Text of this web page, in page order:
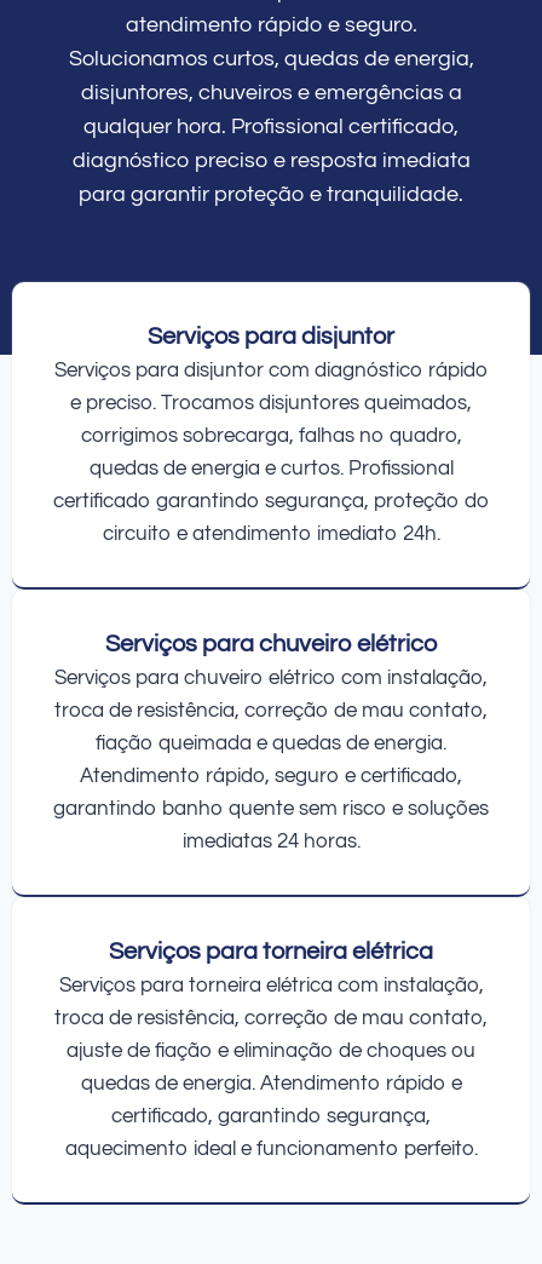
atendimento rápido e seguro.
Solucionamos curtos, quedas de energia,
disjuntores, chuveiros e emergências a
qualquer hora. Profissional certificado,
diagnóstico preciso e resposta imediata
para garantir proteção e tranquilidade.
Serviços para disjuntor
Serviços para disjuntor com diagnóstico rápido
e preciso. Trocamos disjuntores queimados,
corrigimos sobrecarga, falhas no quadro,
quedas de energia e curtos. Profissional
certificado garantindo segurança, proteção do
circuito e atendimento imediato 24h.
Serviços para chuveiro elétrico
Serviços para chuveiro elétrico com instalação,
troca de resistência, correção de mau contato,
fiação queimada e quedas de energia.
Atendimento rápido, seguro e certificado,
garantindo banho quente sem risco e soluções
imediatas 24 horas.
Serviços para torneira elétrica
Serviços para torneira elétrica com instalação,
troca de resistência, correção de mau contato,
ajuste de fiação e eliminação de choques ou
quedas de energia. Atendimento rápido e
certificado, garantindo segurança,
aquecimento ideal e funcionamento perfeito.